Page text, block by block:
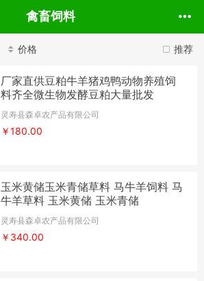
禽畜饲料
推荐
价格
厂家直供豆粕牛羊猪鸡鸭动物养殖饲
料齐全微生物发酵豆粕大量批发
灵寿县森卓农产品有限公司
￥180.00
玉米黄储玉米青储草料 马牛羊饲料 马
牛羊草料 玉米黄储 玉米青储
灵寿县森卓农产品有限公司
￥340.00